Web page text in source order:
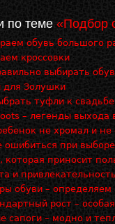
по теме «Подбор
обувь большого
кроссовки
выбирать
для Золушки
туфли к свадьбе
– легенды выхода
не хромал и не
ошибиться при
которая приносит
и
обуви –
рост –
сапоги – модно и